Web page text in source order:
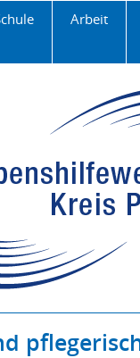
Arbeit